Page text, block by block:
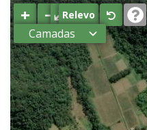
+ −⤢Relevo
Camadas
Estados
Municípios
Terras
indígenas
(FUNAI)